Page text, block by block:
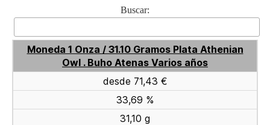
Buscar:
Moneda 1 Onza / 31.10 Gramos Plata Athenian
Owl . Buho Atenas Varios años
desde 71,43 €
33,69 %
31,10 g